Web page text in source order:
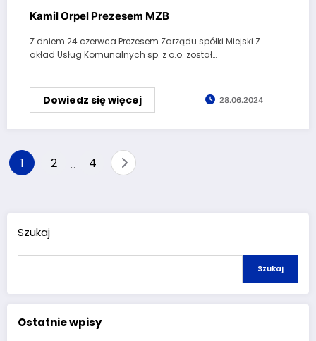
Kamil Orpel Prezesem MZB
Z dniem 24 czerwca Prezesem Zarządu spółki Miejski Z
akład Usług Komunalnych sp. z o.o. został…
Dowiedz się więcej 28.06.2024
Stronicowanie
1 2 4
Szukaj
Szukaj
Ostatnie wpisy